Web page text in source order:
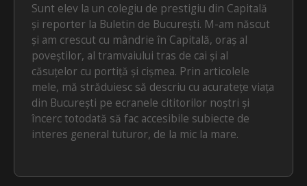
Sunt elev la un colegiu de prestigiu din Capitală
și reporter la Buletin de București. M-am născut
și am crescut cu mândrie în Capitală, oraș al
poveștilor, al tramvaiului tras de cai și al
căsuțelor cu portiță și cișmea. Prin articolele
mele, mă străduiesc să descriu cu acuratețe viața
din București pe ecranele cititorilor noștri și
încerc totodată să fac accesibile subiecte de
interes general tuturor, de la mic la mare.